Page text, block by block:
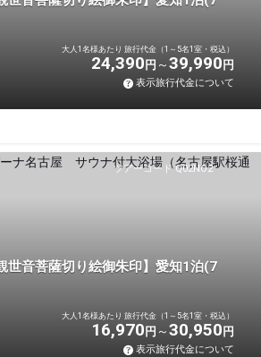
大人1名様あたり 旅行代金（1～5名1室・税込）
24,390 円 39,990 円
表示旅行代金について
ツアーコード Q02NO2
世音菩薩切り絵御朱印】愛知1泊(7
大人1名様あたり 旅行代金（1～5名1室・税込）
16,970 円 30,950 円
表示旅行代金について